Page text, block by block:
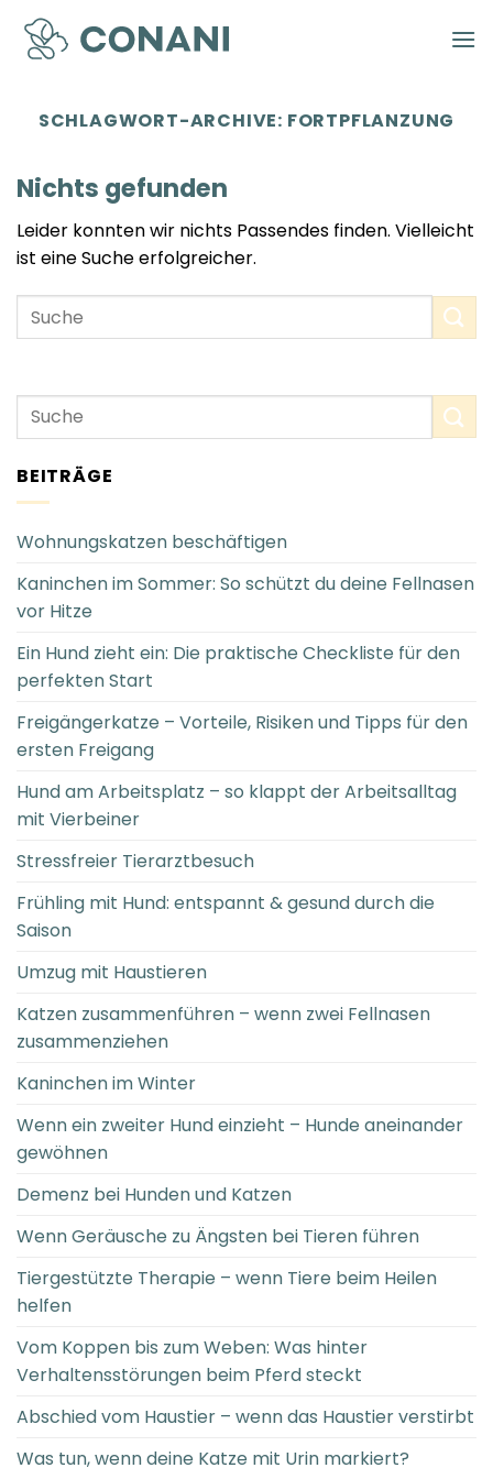
Zum
Inhalt
springen
SCHLAGWORT-ARCHIVE: FORTPFLANZUNG
Nichts gefunden
Leider konnten wir nichts Passendes finden. Vielleicht
ist eine Suche erfolgreicher.
BEITRÄGE
Wohnungskatzen beschäftigen
Kaninchen im Sommer: So schützt du deine Fellnasen
vor Hitze
Ein Hund zieht ein: Die praktische Checkliste für den
perfekten Start
Freigängerkatze – Vorteile, Risiken und Tipps für den
ersten Freigang
Hund am Arbeitsplatz – so klappt der Arbeitsalltag
mit Vierbeiner
Stressfreier Tierarztbesuch
Frühling mit Hund: entspannt & gesund durch die
Saison
Umzug mit Haustieren
Katzen zusammenführen – wenn zwei Fellnasen
zusammenziehen
Kaninchen im Winter
Wenn ein zweiter Hund einzieht – Hunde aneinander
gewöhnen
Demenz bei Hunden und Katzen
Wenn Geräusche zu Ängsten bei Tieren führen
Tiergestützte Therapie – wenn Tiere beim Heilen
helfen
Vom Koppen bis zum Weben: Was hinter
Verhaltensstörungen beim Pferd steckt
Abschied vom Haustier – wenn das Haustier verstirbt
Was tun, wenn deine Katze mit Urin markiert?